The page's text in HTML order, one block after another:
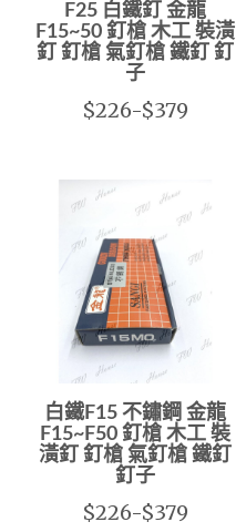
F25 白鐵釘 金龍
F15~50 釘槍 木工 裝潢
釘 釘槍 氣釘槍 鐵釘 釘
子
$226-$379
白鐵F15 不鏽鋼 金龍
F15~F50 釘槍 木工 裝
潢釘 釘槍 氣釘槍 鐵釘
釘子
$226-$379